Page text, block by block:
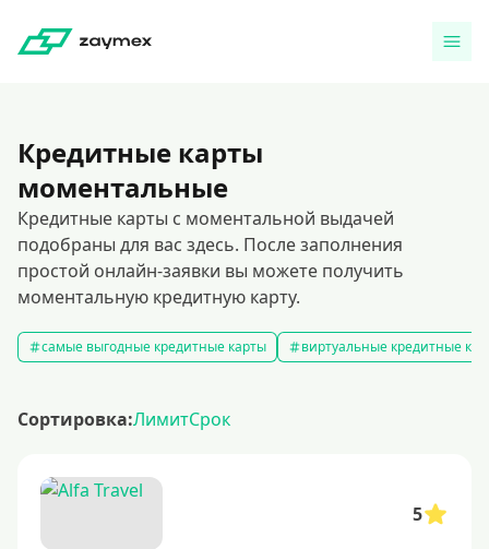
Кредитные карты
моментальные
Кредитные карты с моментальной выдачей
подобраны для вас здесь. После заполнения
простой онлайн-заявки вы можете получить
моментальную кредитную карту.
самые выгодные кредитные карты виртуальные кредитные
Сортировка:ЛимитСрок
5